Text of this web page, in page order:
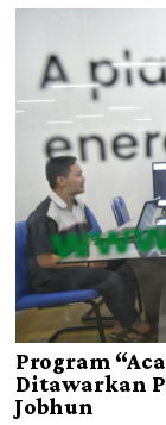
Program
Ditawarkan
Jobhun